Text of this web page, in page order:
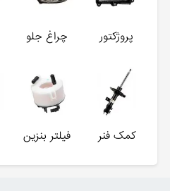
پروژکتور چراغ جلو
کمک فنر فیلتر بنزین